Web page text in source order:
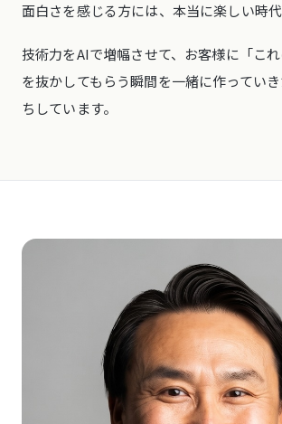
面白さを感じる方には、本当に楽しい時代
技術力をAIで増幅させて、お客様に「こ
を抜かしてもらう瞬間を一緒に作ってい
ちしています。